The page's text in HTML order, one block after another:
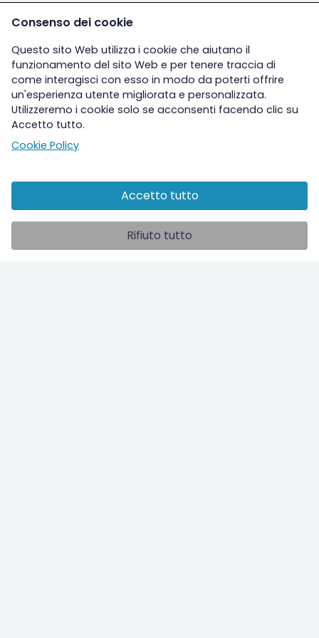
Altre sezioni
Ospedale
Consenso dei cookie
Questo sito Web utilizza i cookie che aiutano il
funzionamento del sito Web e per tenere traccia di
come interagisci con esso in modo da poterti offrire
un'esperienza utente migliorata e personalizzata.
Utilizzeremo i cookie solo se acconsenti facendo clic su
Accetto tutto.
Cookie Policy
Accetto tutto
Rifiuto tutto